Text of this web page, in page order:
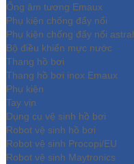
Ống âm tương Emaux
Phụ kiện chống đẩy nổi
Phụ kiện chống đẩy nổi astral
Bộ điều khiển mực nước
Thang hồ bơi
Thang hồ bơi inox Emaux
Phụ kiện
Tay vịn
Dụng cụ vệ sinh hồ bơi
Robot vệ sinh hồ bơi
Robot vệ sinh Procopi/EU
Robot vệ sinh Maytronics